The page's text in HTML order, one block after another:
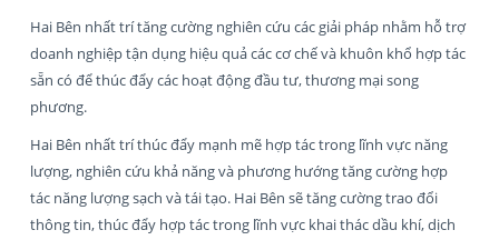
Hai Bên nhất trí tăng cường nghiên cứu các giải pháp nhằm hỗ trợ
doanh nghiệp tận dụng hiệu quả các cơ chế và khuôn khổ hợp tác
sẵn có để thúc đẩy các hoạt động đầu tư, thương mại song
phương.
Hai Bên nhất trí thúc đẩy mạnh mẽ hợp tác trong lĩnh vực năng
lượng, nghiên cứu khả năng và phương hướng tăng cường hợp
tác năng lượng sạch và tái tạo. Hai Bên sẽ tăng cường trao đổi
thông tin, thúc đẩy hợp tác trong lĩnh vực khai thác dầu khí, dịch